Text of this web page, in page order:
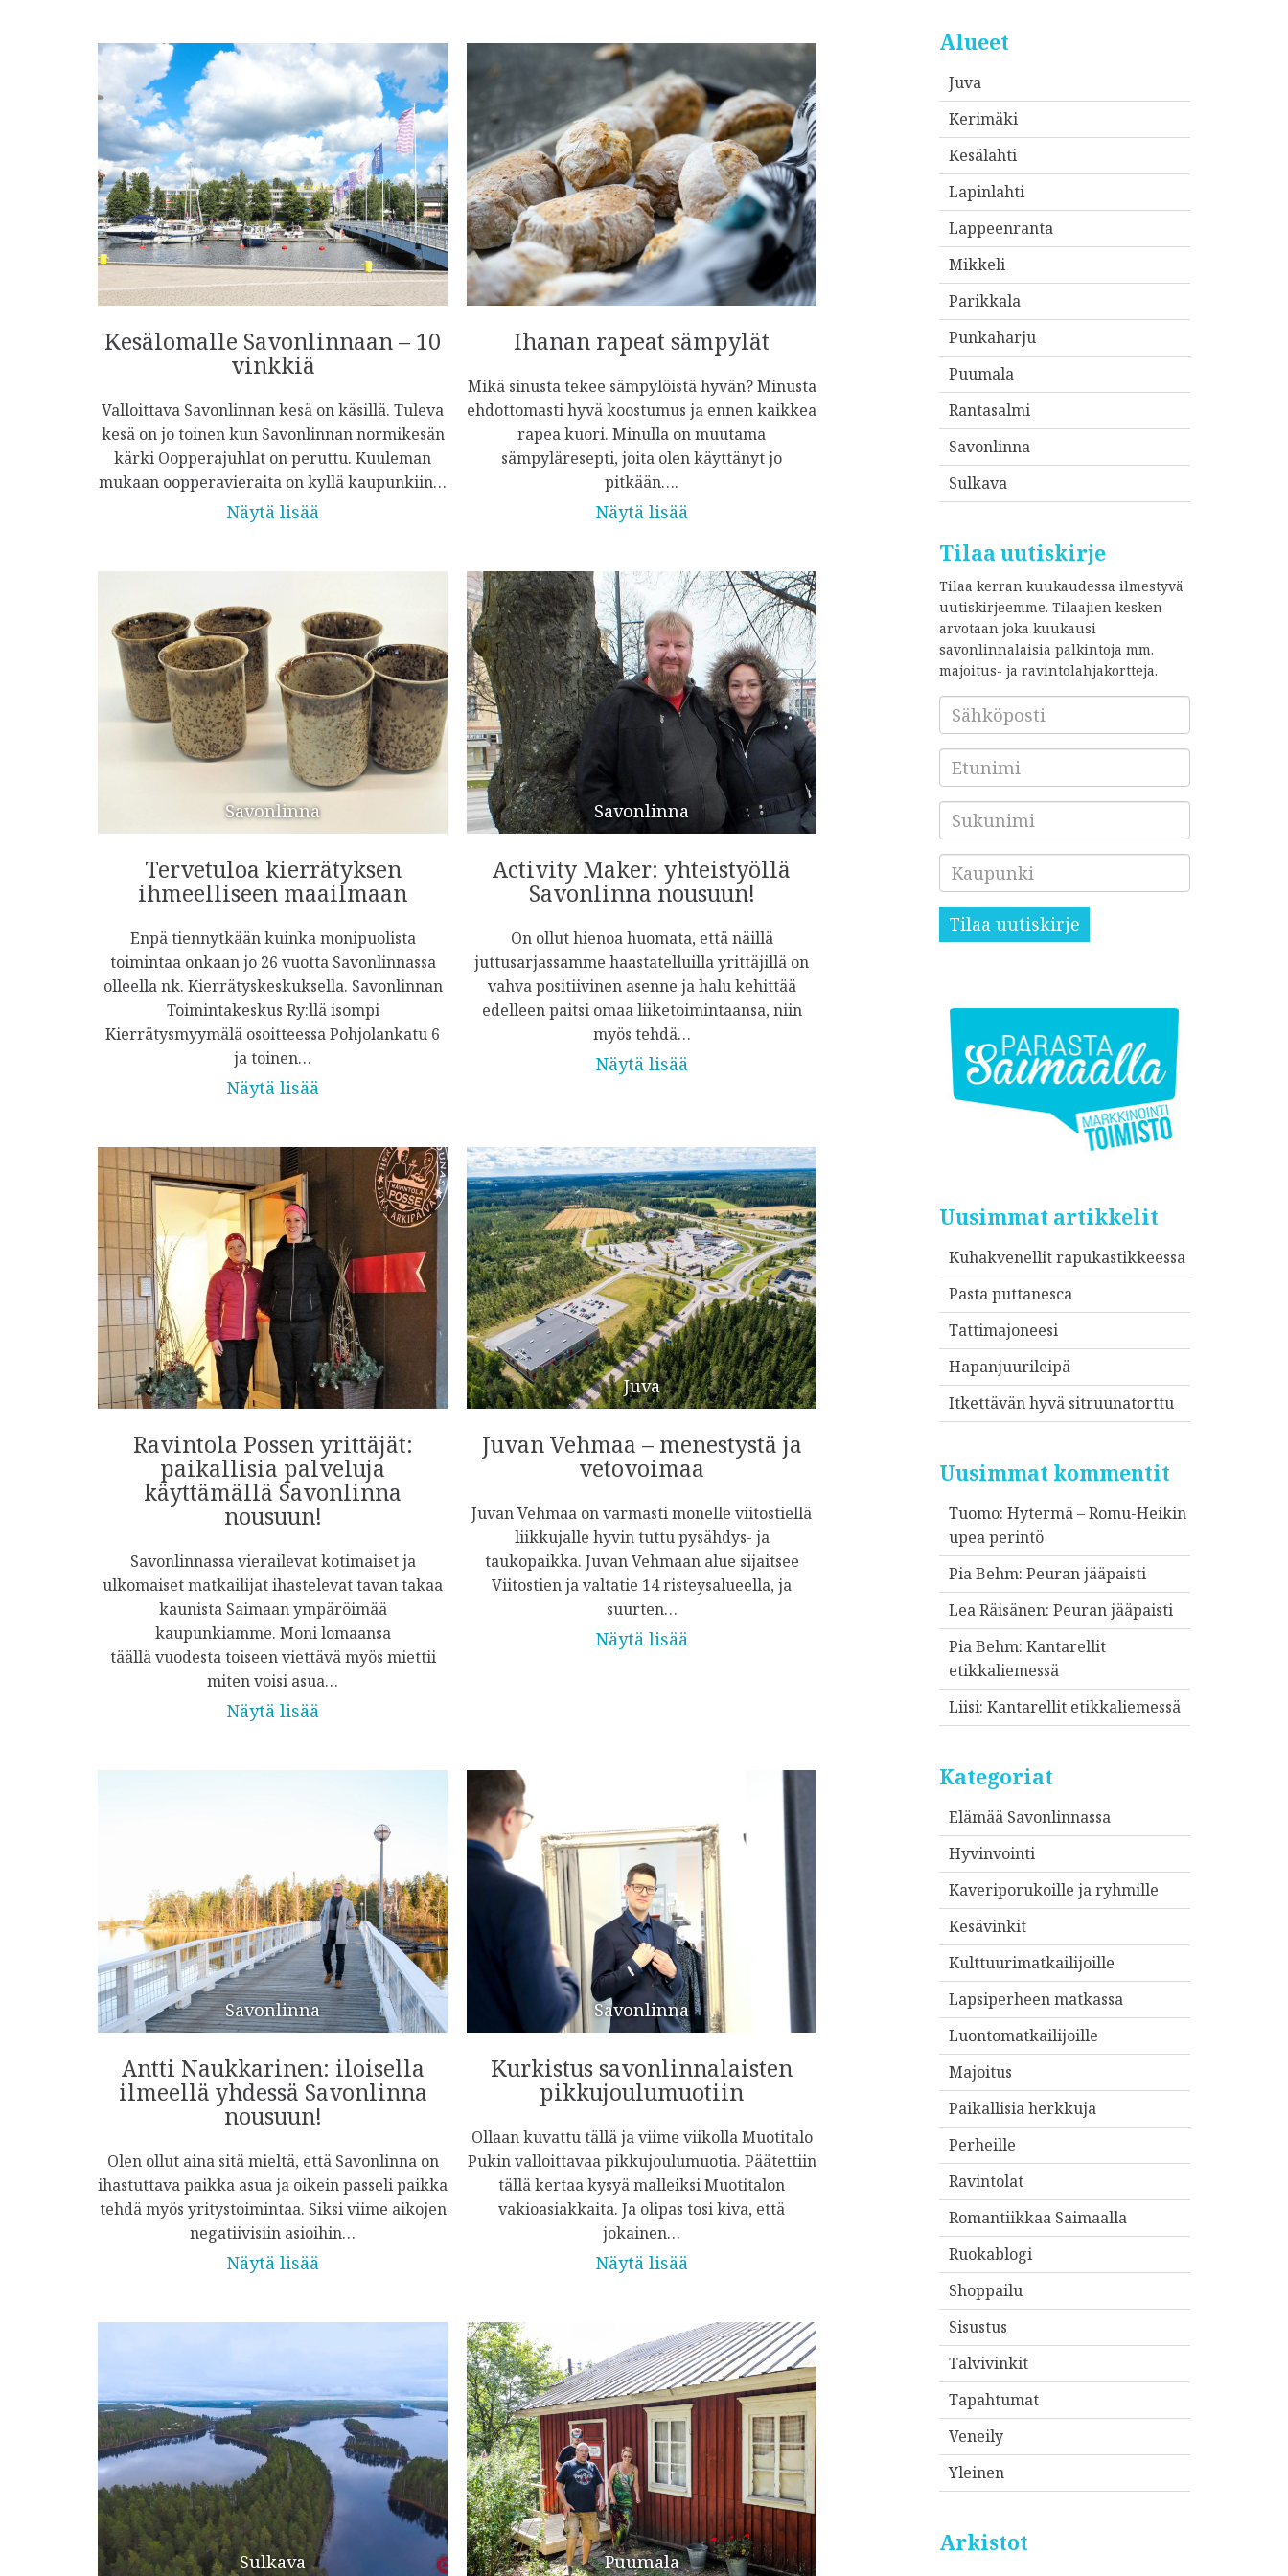
Kesälomalle Savonlinnaan – 10
vinkkiä
Valloittava Savonlinnan kesä on käsillä. Tuleva
kesä on jo toinen kun Savonlinnan normikesän
kärki Oopperajuhlat on peruttu. Kuuleman
mukaan oopperavieraita on kyllä kaupunkiin…
Näytä lisää
Ihanan rapeat sämpylät
Mikä sinusta tekee sämpylöistä hyvän? Minusta
ehdottomasti hyvä koostumus ja ennen kaikkea
rapea kuori. Minulla on muutama
sämpyläresepti, joita olen käyttänyt jo
pitkään….
Näytä lisää
Savonlinna
Tervetuloa kierrätyksen
ihmeelliseen maailmaan
Enpä tiennytkään kuinka monipuolista
toimintaa onkaan jo 26 vuotta Savonlinnassa
olleella nk. Kierrätyskeskuksella. Savonlinnan
Toimintakeskus Ry:llä isompi
Kierrätysmyymälä osoitteessa Pohjolankatu 6
ja toinen…
Näytä lisää
Savonlinna
Activity Maker: yhteistyöllä
Savonlinna nousuun!
On ollut hienoa huomata, että näillä
juttusarjassamme haastatelluilla yrittäjillä on
vahva positiivinen asenne ja halu kehittää
edelleen paitsi omaa liiketoimintaansa, niin
myös tehdä…
Näytä lisää
Ravintola Possen yrittäjät:
paikallisia palveluja
käyttämällä Savonlinna
nousuun!
Savonlinnassa vierailevat kotimaiset ja
ulkomaiset matkailijat ihastelevat tavan takaa
kaunista Saimaan ympäröimää
kaupunkiamme. Moni lomaansa
täällä vuodesta toiseen viettävä myös miettii
miten voisi asua…
Näytä lisää
Juva
Juvan Vehmaa – menestystä ja
vetovoimaa
Juvan Vehmaa on varmasti monelle viitostiellä
liikkujalle hyvin tuttu pysähdys- ja
taukopaikka. Juvan Vehmaan alue sijaitsee
Viitostien ja valtatie 14 risteysalueella, ja
suurten…
Näytä lisää
Savonlinna
Antti Naukkarinen: iloisella
ilmeellä yhdessä Savonlinna
nousuun!
Olen ollut aina sitä mieltä, että Savonlinna on
ihastuttava paikka asua ja oikein passeli paikka
tehdä myös yritystoimintaa. Siksi viime aikojen
negatiivisiin asioihin…
Näytä lisää
Savonlinna
Kurkistus savonlinnalaisten
pikkujoulumuotiin
Ollaan kuvattu tällä ja viime viikolla Muotitalo
Pukin valloittavaa pikkujoulumuotia. Päätettiin
tällä kertaa kysyä malleiksi Muotitalon
vakioasiakkaita. Ja olipas tosi kiva, että
jokainen…
Näytä lisää
Sulkava Puumala
Alueet
Juva
Kerimäki
Kesälahti
Lapinlahti
Lappeenranta
Mikkeli
Parikkala
Punkaharju
Puumala
Rantasalmi
Savonlinna
Sulkava
Tilaa uutiskirje
Tilaa kerran kuukaudessa ilmestyvä
uutiskirjeemme. Tilaajien kesken
arvotaan joka kuukausi
savonlinnalaisia palkintoja mm.
majoitus- ja ravintolahjakortteja.
Sähköposti
Etunimi
Sukunimi
Kaupunki
Tilaa uutiskirje
Uusimmat artikkelit
Kuhakvenellit rapukastikkeessa
Pasta puttanesca
Tattimajoneesi
Hapanjuurileipä
Itkettävän hyvä sitruunatorttu
Uusimmat kommentit
Tuomo: Hytermä – Romu-Heikin
upea perintö
Pia Behm: Peuran jääpaisti
Lea Räisänen: Peuran jääpaisti
Pia Behm: Kantarellit
etikkaliemessä
Liisi: Kantarellit etikkaliemessä
Kategoriat
Elämää Savonlinnassa
Hyvinvointi
Kaveriporukoille ja ryhmille
Kesävinkit
Kulttuurimatkailijoille
Lapsiperheen matkassa
Luontomatkailijoille
Majoitus
Paikallisia herkkuja
Perheille
Ravintolat
Romantiikkaa Saimaalla
Ruokablogi
Shoppailu
Sisustus
Talvivinkit
Tapahtumat
Veneily
Yleinen
Arkistot